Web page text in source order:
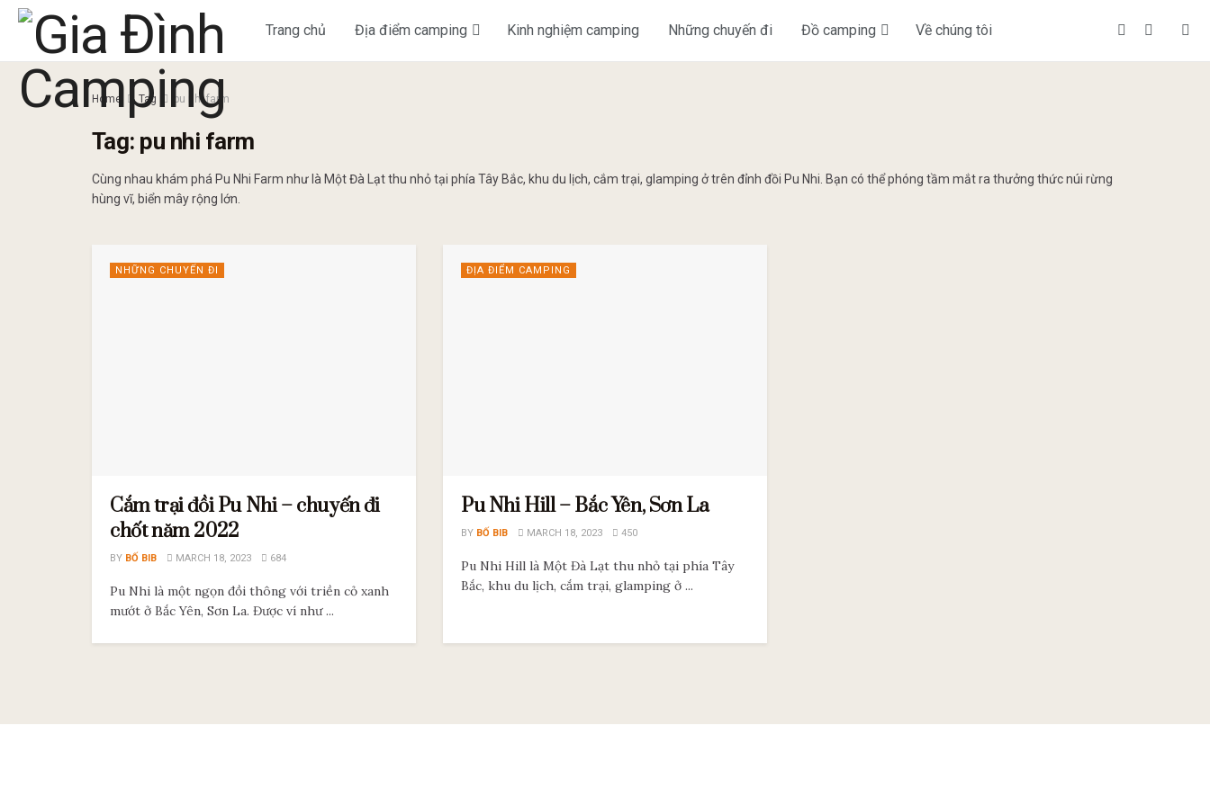
Trang chủ Địa điểm camping Kinh nghiệm camping Những chuyến đi Đồ camping Về chúng tôi
Home Tag pu nhi farm
Tag: pu nhi farm
Cùng nhau khám phá Pu Nhi Farm như là Một Đà Lạt thu nhỏ tại phía Tây Bắc, khu du lịch, cắm trại, glamping ở trên đỉnh đồi Pu Nhi. Bạn có thể phóng tầm mắt ra thưởng thức núi rừng
hùng vĩ, biển mây rộng lớn.
NHỮNG CHUYẾN ĐI
Cắm trại đồi Pu Nhi – chuyến đi
chốt năm 2022
BY BỐ BIB MARCH 18, 2023 684
Pu Nhi là một ngọn đồi thông với triền cỏ xanh
mướt ở Bắc Yên, Sơn La. Được ví như ...
ĐỊA ĐIỂM CAMPING
Pu Nhi Hill – Bắc Yên, Sơn La
BY BỐ BIB MARCH 18, 2023 450
Pu Nhi Hill là Một Đà Lạt thu nhỏ tại phía Tây
Bắc, khu du lịch, cắm trại, glamping ở ...